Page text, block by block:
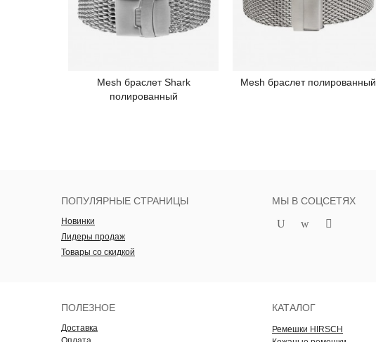
Подробнее
Mesh браслет Shark
полированный
Подробнее
Mesh браслет полированный
ПОПУЛЯРНЫЕ СТРАНИЦЫ
Новинки
Лидеры продаж
Товары со скидкой
МЫ В СОЦСЕТЯХ
ПОЛЕЗНОЕ
Доставка
КАТАЛОГ
Ремешки HIRSCH